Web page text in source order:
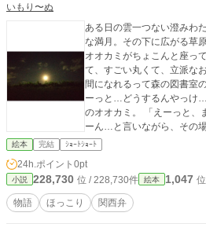
いもり〜ぬ
ある日の雲一つない澄みわ
な満月。その下に広がる草
オオカミがちょこんと座っていた。 「今日は、
て、すごい丸くて、立派な
間になれるって森の図書室
ーっと…どうするんやっけ…？」 と、うーんと考え
のオオカミ。 「えーっと、まずは、立つんやったっけ？」 う
ーん…と言いながら、その場で立
と、次は、確か…えーっと…お
ろしければ、続きは本文へ
絵本 完結 ｼｮｰﾄｼｮｰﾄ
24h.ポイント 0pt
小説 228,730 位 / 228,730件 絵本 1,047
物語 ほっこり 関西弁